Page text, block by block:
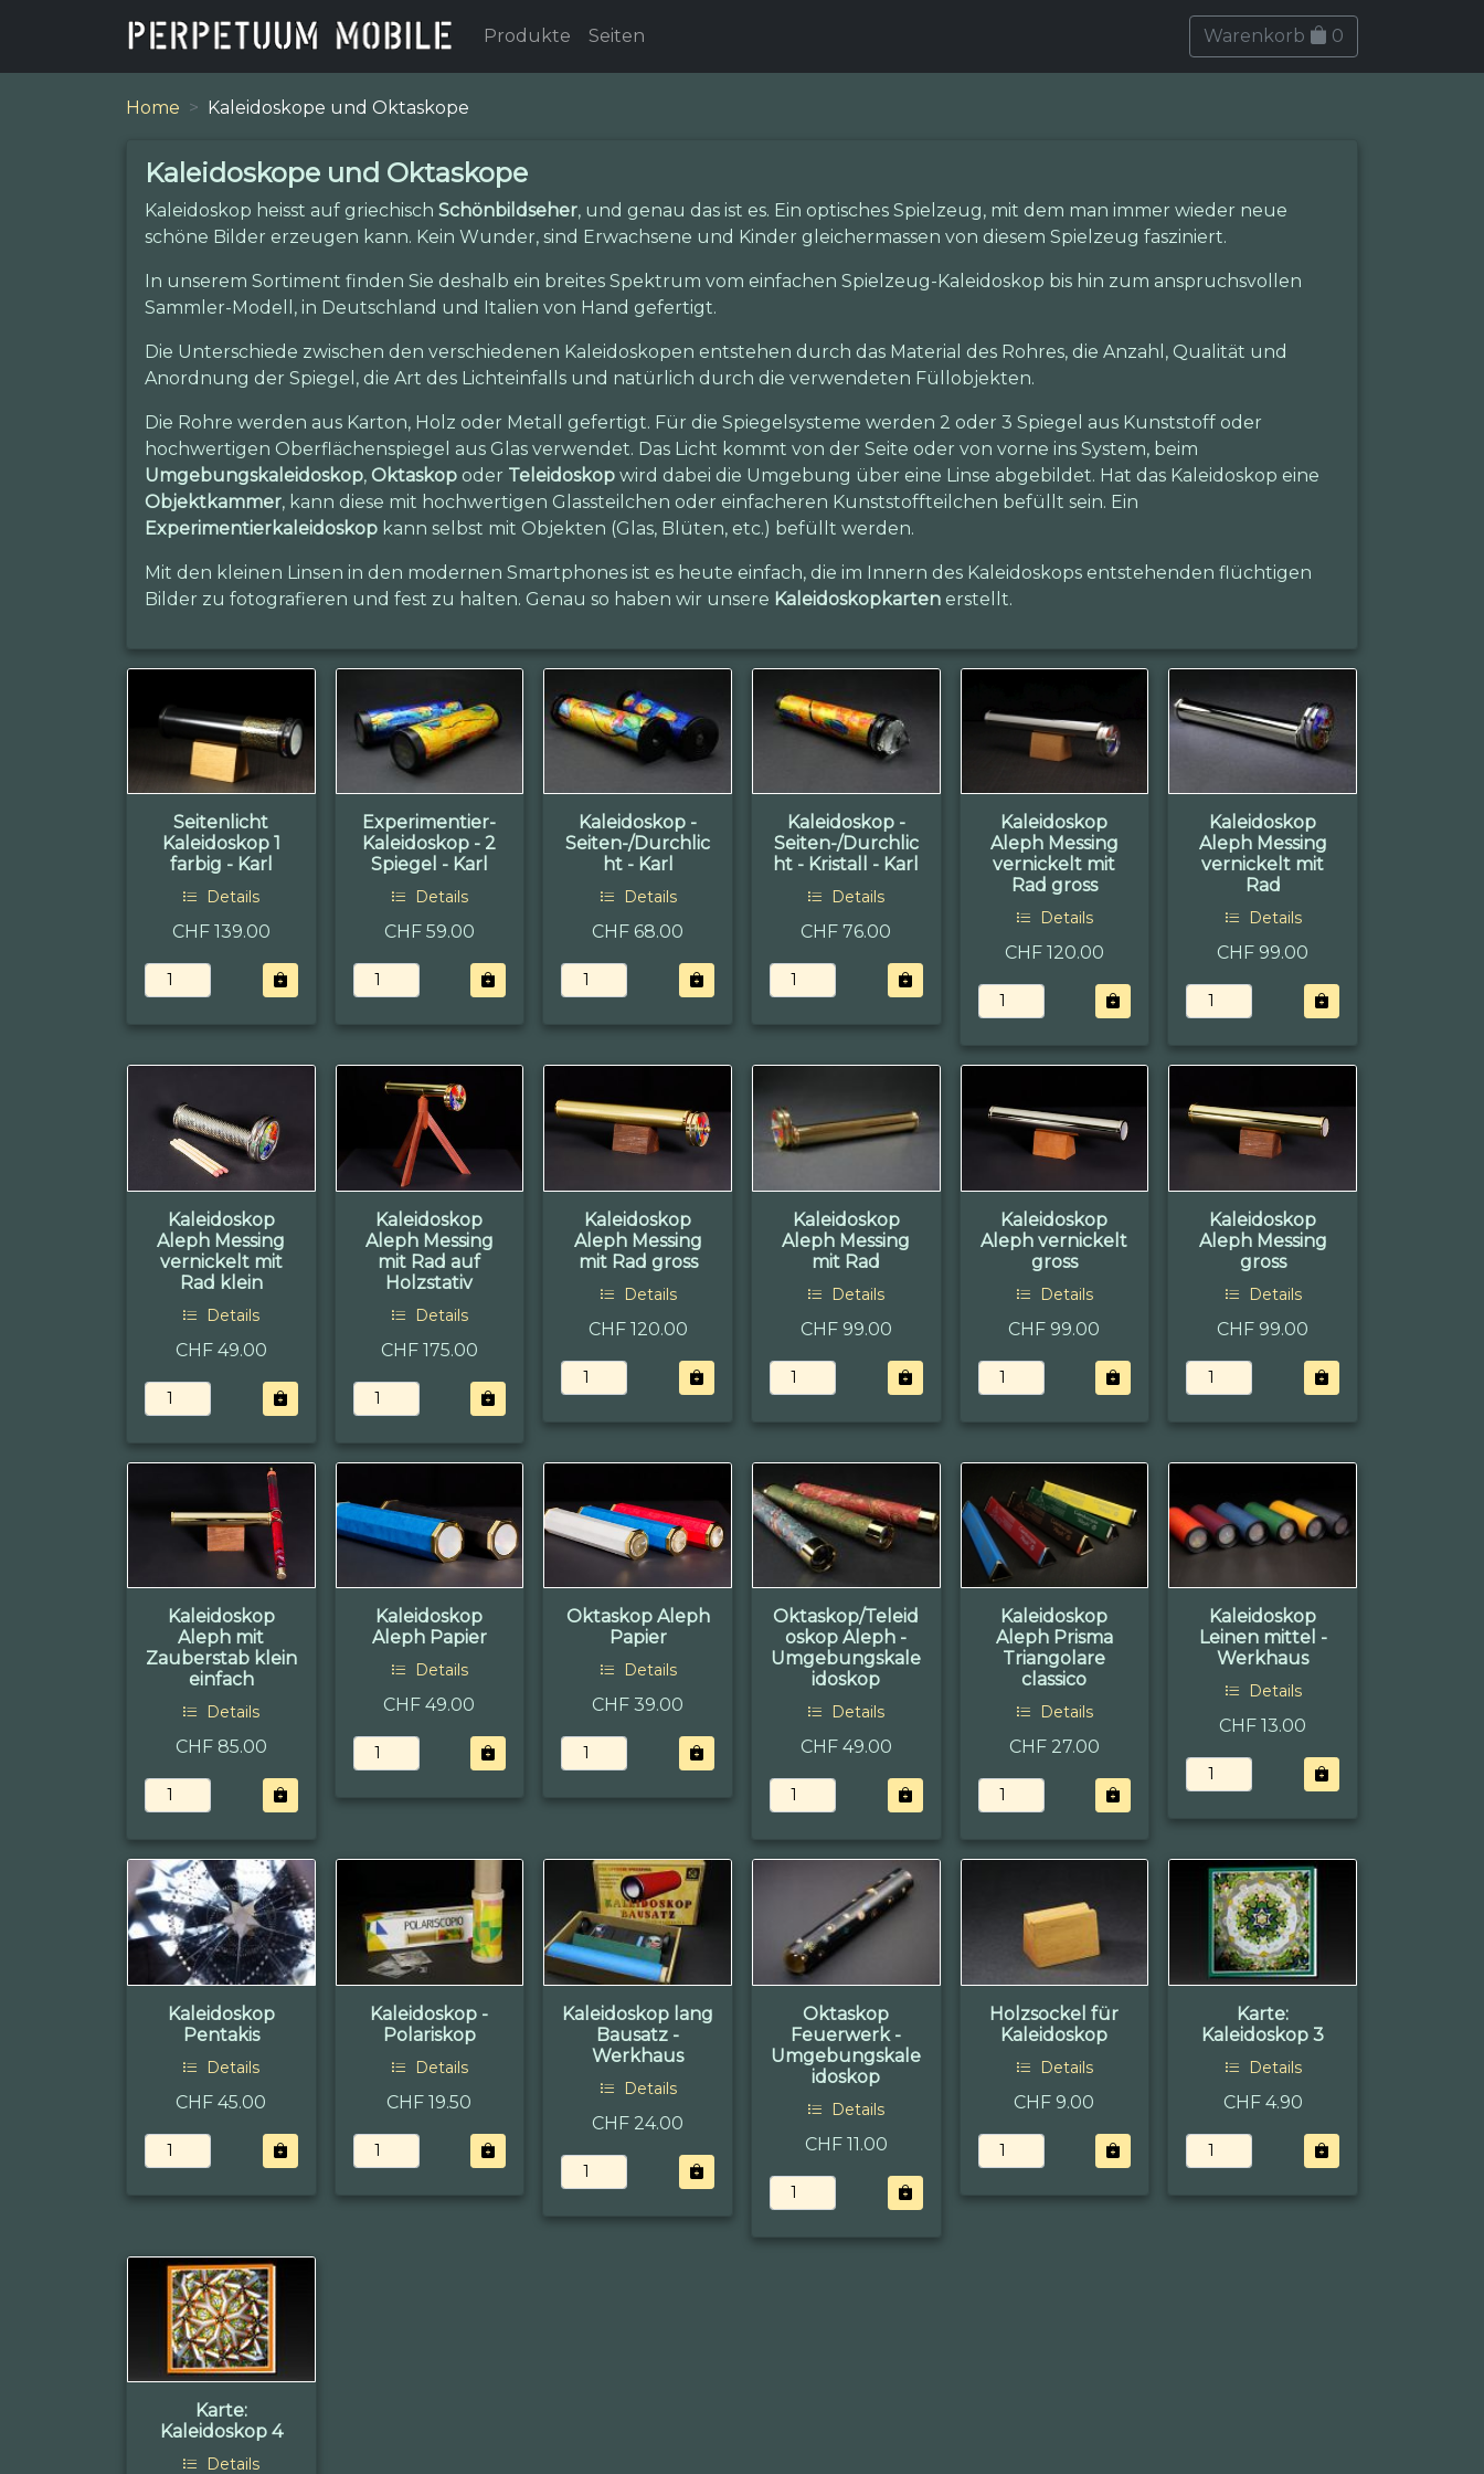
Produkte Seiten Warenkorb 0
Home Kaleidoskope und Oktaskope
Kaleidoskope und Oktaskope
Kaleidoskop heisst auf griechisch Schönbildseher, und genau das ist es. Ein optisches Spielzeug, mit dem man immer wieder neue
schöne Bilder erzeugen kann. Kein Wunder, sind Erwachsene und Kinder gleichermassen von diesem Spielzeug fasziniert.
In unserem Sortiment finden Sie deshalb ein breites Spektrum vom einfachen Spielzeug-Kaleidoskop bis hin zum anspruchsvollen
Sammler-Modell, in Deutschland und Italien von Hand gefertigt.
Die Unterschiede zwischen den verschiedenen Kaleidoskopen entstehen durch das Material des Rohres, die Anzahl, Qualität und
Anordnung der Spiegel, die Art des Lichteinfalls und natürlich durch die verwendeten Füllobjekten.
Die Rohre werden aus Karton, Holz oder Metall gefertigt. Für die Spiegelsysteme werden 2 oder 3 Spiegel aus Kunststoff oder
hochwertigen Oberflächenspiegel aus Glas verwendet. Das Licht kommt von der Seite oder von vorne ins System, beim
Umgebungskaleidoskop, Oktaskop oder Teleidoskop wird dabei die Umgebung über eine Linse abgebildet. Hat das Kaleidoskop eine
Objektkammer, kann diese mit hochwertigen Glassteilchen oder einfacheren Kunststoffteilchen befüllt sein. Ein
Experimentierkaleidoskop kann selbst mit Objekten (Glas, Blüten, etc.) befüllt werden.
Mit den kleinen Linsen in den modernen Smartphones ist es heute einfach, die im Innern des Kaleidoskops entstehenden flüchtigen
Bilder zu fotografieren und fest zu halten. Genau so haben wir unsere Kaleidoskopkarten erstellt.
Seitenlicht
Kaleidoskop 1
farbig - Karl
Details
CHF 139.00
Experimentier-
Kaleidoskop - 2
Spiegel - Karl
Details
CHF 59.00
Kaleidoskop -
Seiten-/Durchlic
ht - Karl
Details
CHF 68.00
Kaleidoskop -
Seiten-/Durchlic
ht - Kristall - Karl
Details
CHF 76.00
Kaleidoskop
Aleph Messing
vernickelt mit
Rad gross
Details
CHF 120.00
Kaleidoskop
Aleph Messing
vernickelt mit
Rad
Details
CHF 99.00
Kaleidoskop
Aleph Messing
vernickelt mit
Rad klein
Details
CHF 49.00
Kaleidoskop
Aleph Messing
mit Rad auf
Holzstativ
Details
CHF 175.00
Kaleidoskop
Aleph Messing
mit Rad gross
Details
CHF 120.00
Kaleidoskop
Aleph Messing
mit Rad
Details
CHF 99.00
Kaleidoskop
Aleph vernickelt
gross
Details
CHF 99.00
Kaleidoskop
Aleph Messing
gross
Details
CHF 99.00
Kaleidoskop
Aleph mit
Zauberstab klein
einfach
Details
CHF 85.00
Kaleidoskop
Aleph Papier
Details
CHF 49.00
Oktaskop Aleph
Papier
Details
CHF 39.00
Oktaskop/Teleid
oskop Aleph -
Umgebungskale
idoskop
Details
CHF 49.00
Kaleidoskop
Aleph Prisma
Triangolare
classico
Details
CHF 27.00
Kaleidoskop
Leinen mittel -
Werkhaus
Details
CHF 13.00
Kaleidoskop
Pentakis
Details
CHF 45.00
Kaleidoskop -
Polariskop
Details
CHF 19.50
Kaleidoskop lang
Bausatz -
Werkhaus
Details
CHF 24.00
Oktaskop
Feuerwerk -
Umgebungskale
idoskop
Details
CHF 11.00
Holzsockel für
Kaleidoskop
Details
CHF 9.00
Karte:
Kaleidoskop 3
Details
CHF 4.90
Karte:
Kaleidoskop 4
Details